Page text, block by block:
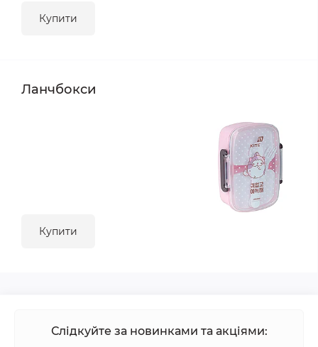
Купити
Ланчбокси
Купити
Слідкуйте за новинками та акціями: